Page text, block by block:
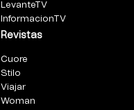
LevanteTV
InformacionTV
Revistas
Cuore
Stilo
Viajar
Woman